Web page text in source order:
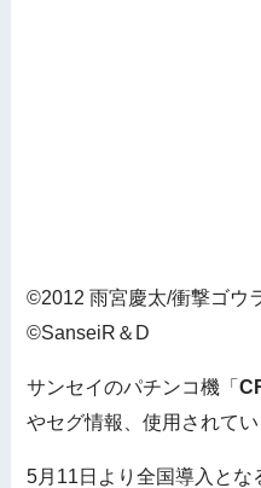
©2012 雨宮慶太/衝撃ゴウ
©SanseiR＆D
サンセイのパチンコ機「
やセグ情報、使用されて
5月11日より全国導入とな